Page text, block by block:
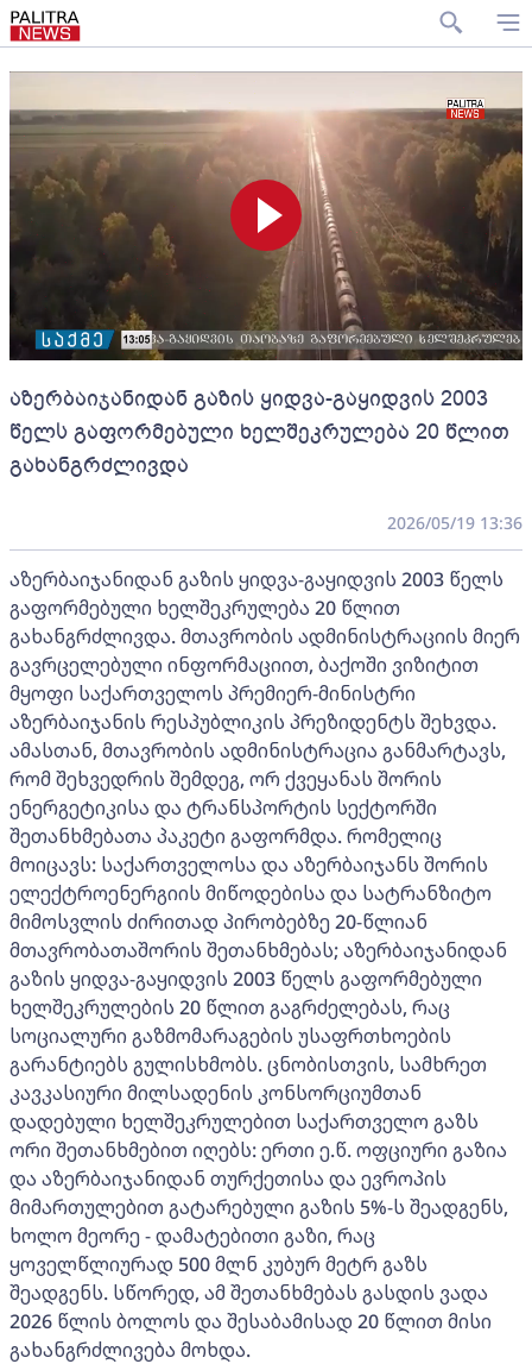
აზერბაიჯანიდან გაზის ყიდვა-გაყიდვის 2003
წელს გაფორმებული ხელშეკრულება 20 წლით
გახანგრძლივდა
2026/05/19 13:36
აზერბაიჯანიდან გაზის ყიდვა-გაყიდვის 2003 წელს
გაფორმებული ხელშეკრულება 20 წლით
გახანგრძლივდა. მთავრობის ადმინისტრაციის მიერ
გავრცელებული ინფორმაციით, ბაქოში ვიზიტით
მყოფი საქართველოს პრემიერ-მინისტრი
აზერბაიჯანის რესპუბლიკის პრეზიდენტს შეხვდა.
ამასთან, მთავრობის ადმინისტრაცია განმარტავს,
რომ შეხვედრის შემდეგ, ორ ქვეყანას შორის
ენერგეტიკისა და ტრანსპორტის სექტორში
შეთანხმებათა პაკეტი გაფორმდა. რომელიც
მოიცავს: საქართველოსა და აზერბაიჯანს შორის
ელექტროენერგიის მიწოდებისა და სატრანზიტო
მიმოსვლის ძირითად პირობებზე 20-წლიან
მთავრობათაშორის შეთანხმებას; აზერბაიჯანიდან
გაზის ყიდვა-გაყიდვის 2003 წელს გაფორმებული
ხელშეკრულების 20 წლით გაგრძელებას, რაც
სოციალური გაზმომარაგების უსაფრთხოების
გარანტიებს გულისხმობს. ცნობისთვის, სამხრეთ
კავკასიური მილსადენის კონსორციუმთან
დადებული ხელშეკრულებით საქართველო გაზს
ორი შეთანხმებით იღებს: ერთი ე.წ. ოფციური გაზია
და აზერბაიჯანიდან თურქეთისა და ევროპის
მიმართულებით გატარებული გაზის 5%-ს შეადგენს,
ხოლო მეორე - დამატებითი გაზი, რაც
ყოველწლიურად 500 მლნ კუბურ მეტრ გაზს
შეადგენს. სწორედ, ამ შეთანხმებას გასდის ვადა
2026 წლის ბოლოს და შესაბამისად 20 წლით მისი
გახანგრძლივება მოხდა.